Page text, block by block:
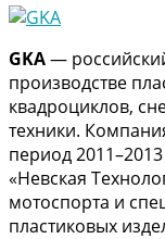
GKA—
производстве
квадроциклов,
техники.
период
«Невская
мотоспорта и
пластиковых